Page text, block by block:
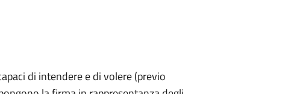
di intendere e di volere (previo